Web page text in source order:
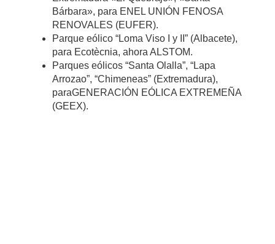
Bárbara», para ENEL UNIÓN FENOSA
RENOVALES (EUFER).
Parque eólico “Loma Viso I y II” (Albacete),
para Ecotècnia, ahora ALSTOM.
Parques eólicos “Santa Olalla”, “Lapa
Arrozao”, “Chimeneas” (Extremadura),
paraGENERACIÓN EÓLICA EXTREMEÑA
(GEEX).